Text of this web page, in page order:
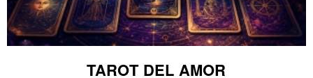
TAROT DEL AMOR